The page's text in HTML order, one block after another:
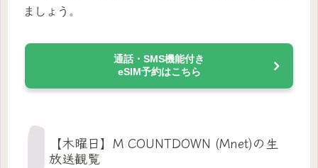
ましょう。
通話・SMS機能付き
eSIM予約はこちら
【木曜日】M COUNTDOWN (Mnet)の生
放送観覧